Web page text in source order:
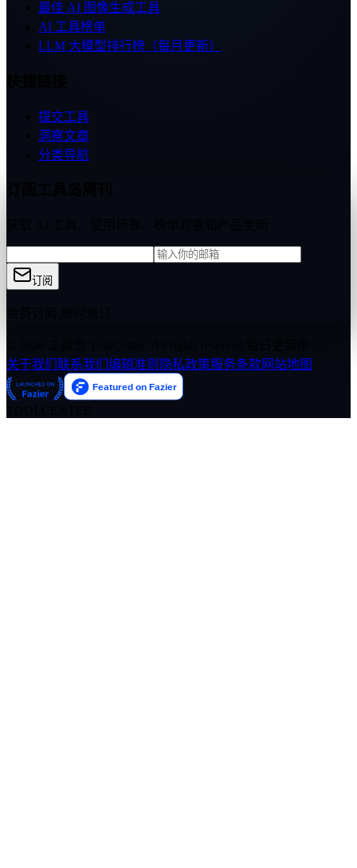
最佳 AI 图像生成工具
AI 工具榜单
LLM 大模型排行榜（每月更新）
提交工具
洞察文章
分类导航
订阅
关于我们 联系我们 编辑准则 隐私政策服务条款网站地图